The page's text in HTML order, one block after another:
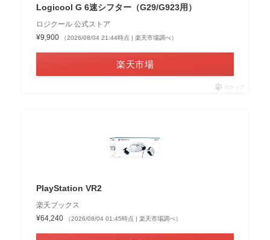
Logicool G 6速シフター（G29/G923用）
ロジクール 公式ストア
¥9,900
（2026/08/04 21:44時点 | 楽天市場調べ）
楽天市場
ポチップ
PlayStation VR2
楽天ブックス
¥64,240
（2026/08/04 01:45時点 | 楽天市場調べ）